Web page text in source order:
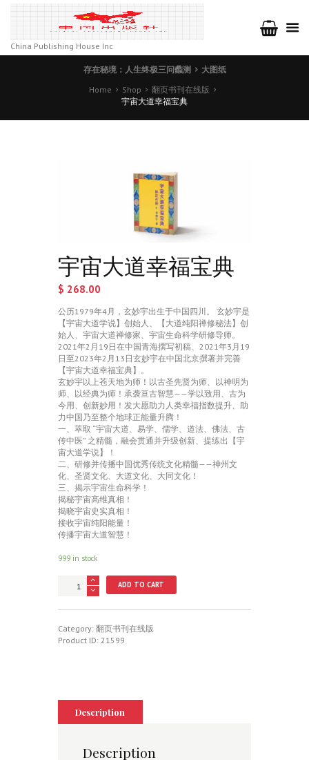
China Publishing House Inc
存在秘境：人生终极三问蠡测
大图纸
Home
Shop
翻页书刊在线版
宇宙大道幸福宝典
宇宙大道幸福宝典
$ 268.00
公历1979年4月，玄妙宇出生于中国四川。 玄妙宇是
【宇宙大道学说】创始人、【大道纯阳禅修秘法】创
始人、宇宙大道禅修家、宇宙生命科学研修导师。
2021年2月19日在中国青海撰写初稿、2021年3月19
日至2023年2月13日玄妙宇在中国北京撰著并完善
【宇宙大道幸福宝典】。
玄妙宇以上苍天地为师！以古圣先贤为师、以神明为
师、以经典为师！承袭亘古智慧——学以致用、古为
今用、创新妙用！发大愿助力人类幸福指数提升、助
力中国乃至整个地球正能量升腾！
一、萃取 “宇宙大道、易学、儒学、道法、佛法、古
传中医” 之精髓，融会贯通并升级创新、提练出【宇
宙大道学说】！
二、研修并传播中国优秀传统文化精髓——神州文
化、圣贤文化、大道文化、大同文化！
三、揭示宇宙生命科学！
揭秘宇宙高维真相！
揭晓宇宙史实真相！
接收宇宙纯阳能量！
传播宇宙大道智慧！
999 in stock
幸
福
ADD TO CART
Category: 翻页书刊在线版
Product ID: 21599
Description
Description